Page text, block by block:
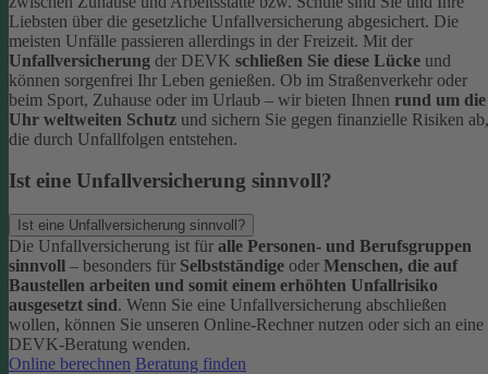
Liebsten über die gesetzliche Unfallversicherung abgesichert. Die
meisten Unfälle passieren allerdings in der Freizeit. Mit der
Unfallversicherung der DEVK schließen Sie diese Lücke und
können sorgenfrei Ihr Leben genießen. Ob im Straßenverkehr oder
beim Sport, Zuhause oder im Urlaub – wir bieten Ihnen rund um die
Uhr weltweiten Schutz und sichern Sie gegen finanzielle Risiken ab,
die durch Unfallfolgen entstehen.
Ist eine Unfallversicherung sinnvoll?
Ist eine Unfallversicherung sinnvoll?
Die Unfallversicherung ist für alle Personen- und Berufsgruppen
sinnvoll – besonders für Selbstständige oder Menschen, die auf
Baustellen arbeiten und somit einem erhöhten Unfallrisiko
ausgesetzt sind. Wenn Sie eine Unfallversicherung abschließen
wollen, können Sie unseren Online-Rechner nutzen oder sich an eine
DEVK-Beratung wenden.
Online berechnen Beratung finden